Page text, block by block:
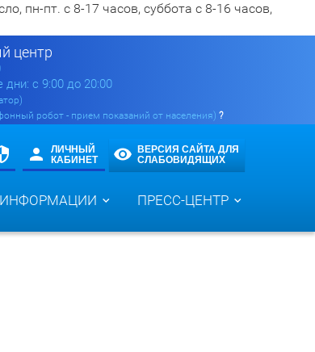
пн-пт. с 8-17 часов, суббота с 8-16 часов,
центр
дни: с 9:00 до 20:00
робот - прием показаний от населения) ?
ЛИЧНЫЙ
КАБИНЕТ
ВЕРСИЯ САЙТА ДЛЯ
СЛАБОВИДЯЩИХ
ИНФОРМАЦИИ ПРЕСС-ЦЕНТР